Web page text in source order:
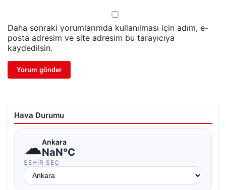
Daha sonraki yorumlarımda kullanılması için adım, e-
posta adresim ve site adresim bu tarayıcıya
kaydedilsin.
Hava Durumu
☁Ankara
NaN°C
ŞEHIR SEÇ